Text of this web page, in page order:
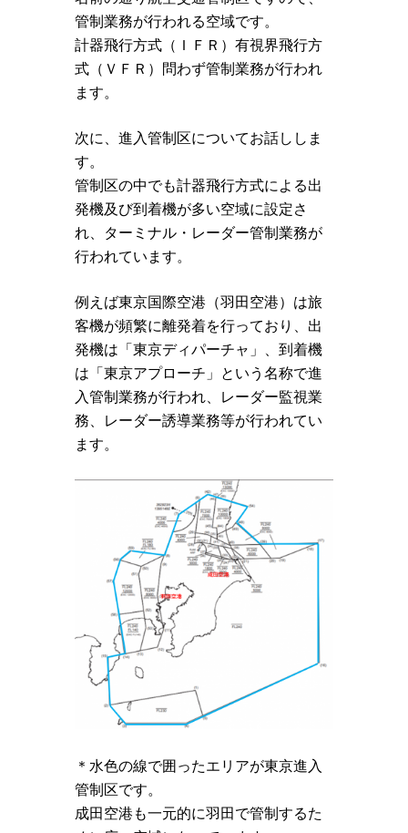
管制業務が行われる空域です。
計器飛行方式（ＩＦＲ）有視界飛行方
式（ＶＦＲ）問わず管制業務が行われ
ます。
次に、進入管制区についてお話ししま
す。
管制区の中でも計器飛行方式による出
発機及び到着機が多い空域に設定さ
れ、ターミナル・レーダー管制業務が
行われています。
例えば東京国際空港（羽田空港）は旅
客機が頻繁に離発着を行っており、出
発機は「東京ディパーチャ」、到着機
は「東京アプローチ」という名称で進
入管制業務が行われ、レーダー監視業
務、レーダー誘導業務等が行われてい
ます。
＊水色の線で囲ったエリアが東京進入
管制区です。
成田空港も一元的に羽田で管制するた